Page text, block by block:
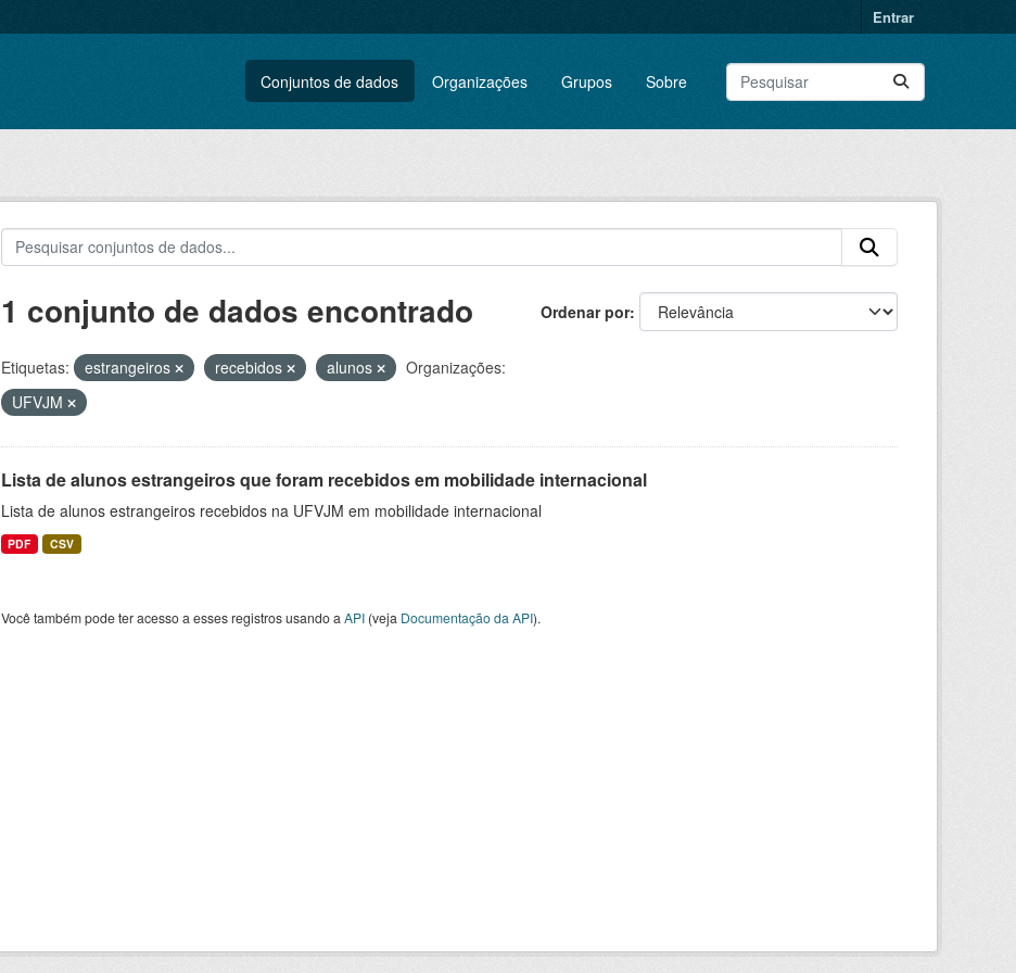
Entrar
Conjuntos de dados Organizações Grupos Sobre
Ordenar por
1 conjunto de dados encontrado
Etiquetas: estrangeiros recebidos alunos
Organizações:
UFVJM
Lista de alunos estrangeiros que foram recebidos em mobilidade internacional
Lista de alunos estrangeiros recebidos na UFVJM em mobilidade internacional
PDF CSV
Você também pode ter acesso a esses registros usando a API(veja Documentação da API).